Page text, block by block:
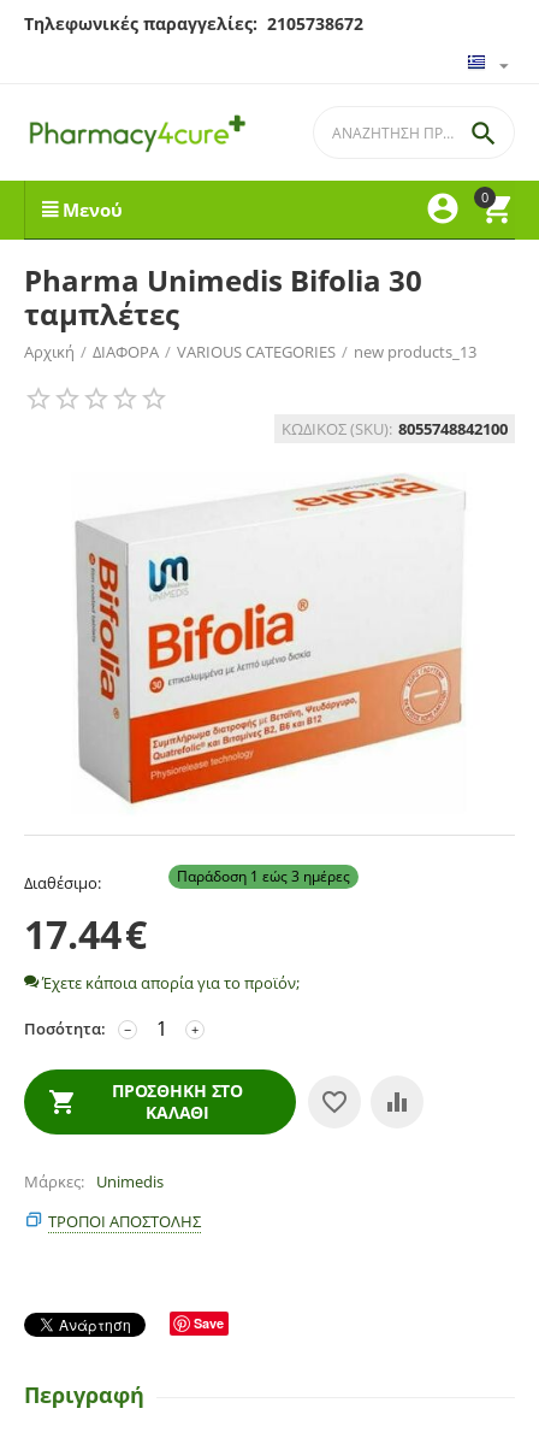
Τηλεφωνικές παραγγελίες: 2105738672
0



Μενού
Pharma Unimedis Bifolia 30
ταμπλέτες
Αρχική / ΔΙΑΦΟΡΑ / VARIOUS CATEGORIES / new products_13
ΚΩΔΙΚΟΣ (SKU): 8055748842100
Διαθέσιμο: Παράδοση 1 εώς 3 ημέρες
17.44€
Έχετε κάποια απορία για το προϊόν;
Ποσότητα: +
−
ΠΡΟΣΘΉΚΗ ΣΤΟ
ΚΑΛΆΘΙ
Μάρκες
Unimedis
ΤΡΌΠΟΙ ΑΠΟΣΤΟΛΉΣ
Save
Περιγραφή